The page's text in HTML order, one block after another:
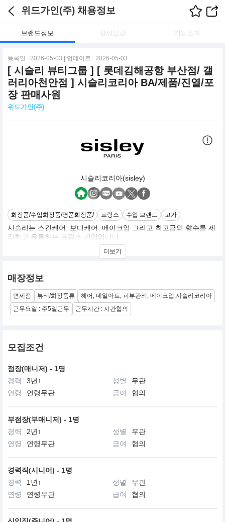
위드가인(주) 채용정보
브랜드정보 상세요강 기업소개
등록일 : 2026-05-03 | 업데이트 : 2026-05-03
[ 시슬리 뷰티그룹 ] [ 롯데김해공항 부산점/ 갤
러리아천안점 ] 시슬리코리아 BA/제품/진열/포
장 판매사원
위드가인(주)
시슬리코리아(sisley)
화장품/수입화장품/명품화장품/ 프랑스 수입 브랜드 고가
시슬리는 스킨케어, 보디케어, 메이크업 그리고 최고급의 향수를 제
작하고 유통하는 프랑스 기업입니다.
창업자인 도르나노 가족은 3 대에 걸쳐 화장품을 전문적으로 개발하
다.
위베르 도르나노 백작이 시슬리를 창립한 1976년만 하여도, 유럽인
들에게 아로마테라피와 휘또테라피는 생소한 것이었습니다. 식물성
활성 성분과 에센셜 오일을 화장품에 사용하는 것은 그 자체만으로
물에 밀접히 연관되어 있음을 깨닫게 되었습니다. 또한 식물학 연구
분야가 매우 광범위하기에(지구에 서식하는 식물은 약 800,000개에
그는 화장품 업계에서 진정한 개척자로서, 자신의 노하우와 식물화
장품학 연구를 발전시키기 위해 전문적 지식에 엄격한 연구법을 접
더보기
매장정보
면세점 뷰티/화장품류
헤어, 네일아트, 피부관리, 메이크업,시슬리코리아
근무요일 : 주5일근무
근무시간 : 시간협의
모집조건
점장(매니저) - 1명
경력
3년↑ 성별
무관
연령
연령무관 급여 협의
부점장(부매니저) - 1명
경력
2년↑ 성별
무관
연령
연령무관 급여 협의
경력직(시니어) - 1명
경력
1년↑ 성별
무관
연령
연령무관 급여 협의